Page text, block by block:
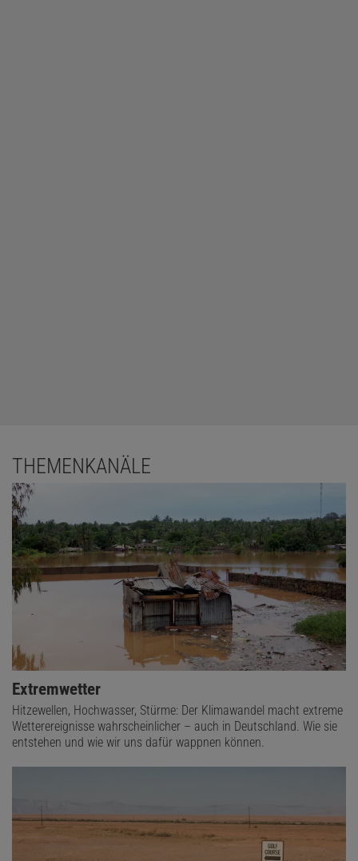
THEMENKANÄLE
Extremwetter
Hitzewellen, Hochwasser, Stürme: Der Klimawandel macht extreme
Wetterereignisse wahrscheinlicher – auch in Deutschland. Wie sie
entstehen und wie wir uns dafür wappnen können.